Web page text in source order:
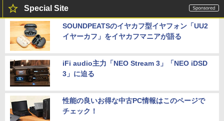
Special Site
SOUNDPEATSのイヤカフ型イヤフォン「UU2
イヤーカフ」をイヤカフマニアが語る
iFi audio主力「NEO Stream 3」「NEO iDSD
3」に迫る
性能の良いお得な中古PC情報はこのページで
チェック！